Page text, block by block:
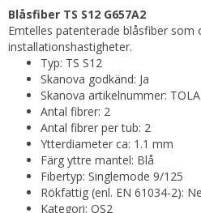
Blåsfiber TS S12 G657A2
Emtelles patenterade blåsfiber som
installationshastigheter.
Typ: TS S12
Skanova godkänd: Ja
Skanova artikelnummer:
Antal fibrer: 2
Antal fibrer per tub: 2
Ytterdiameter ca: 1.1 mm
Färg yttre mantel: Blå
Fibertyp: Singlemode 9/125
Rökfattig (enl. EN 61034-2):
Kategori: OS2